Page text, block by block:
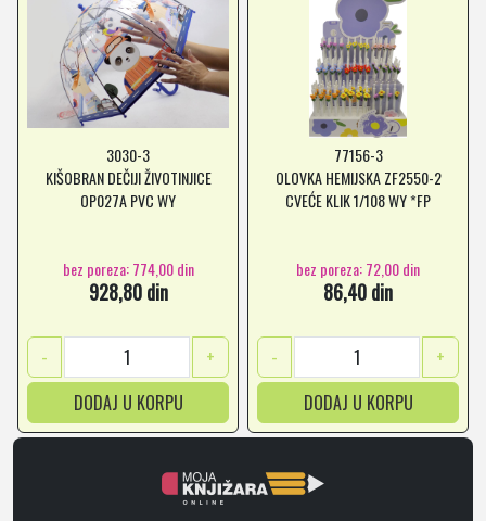
3030-3
KIŠOBRAN DEČIJI ŽIVOTINJICE
OP027A PVC WY
bez poreza: 774,00 din
928,80 din
-
+
DODAJ U KORPU
77156-3
OLOVKA HEMIJSKA ZF2550-2
CVEĆE KLIK 1/108 WY *FP
bez poreza: 72,00 din
86,40 din
-
+
DODAJ U KORPU